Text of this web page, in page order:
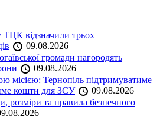
ТЦК відзначили трьох
09.08.2026
громади нагородять
09.08.2026
місією: Тернопіль підтримуватиме
кошти для ЗСУ
09.08.2026
розміри та правила безпечного